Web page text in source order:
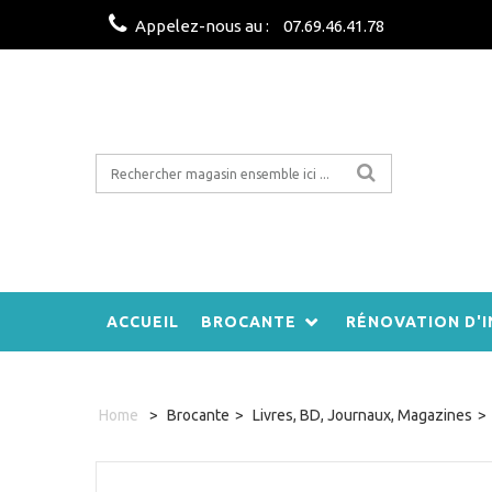
Appelez-nous au : 07.69.46.41.78
ACCUEIL BROCANTE RÉNOVATION
Home > Brocante > Livres, BD, Journaux, Magazines >